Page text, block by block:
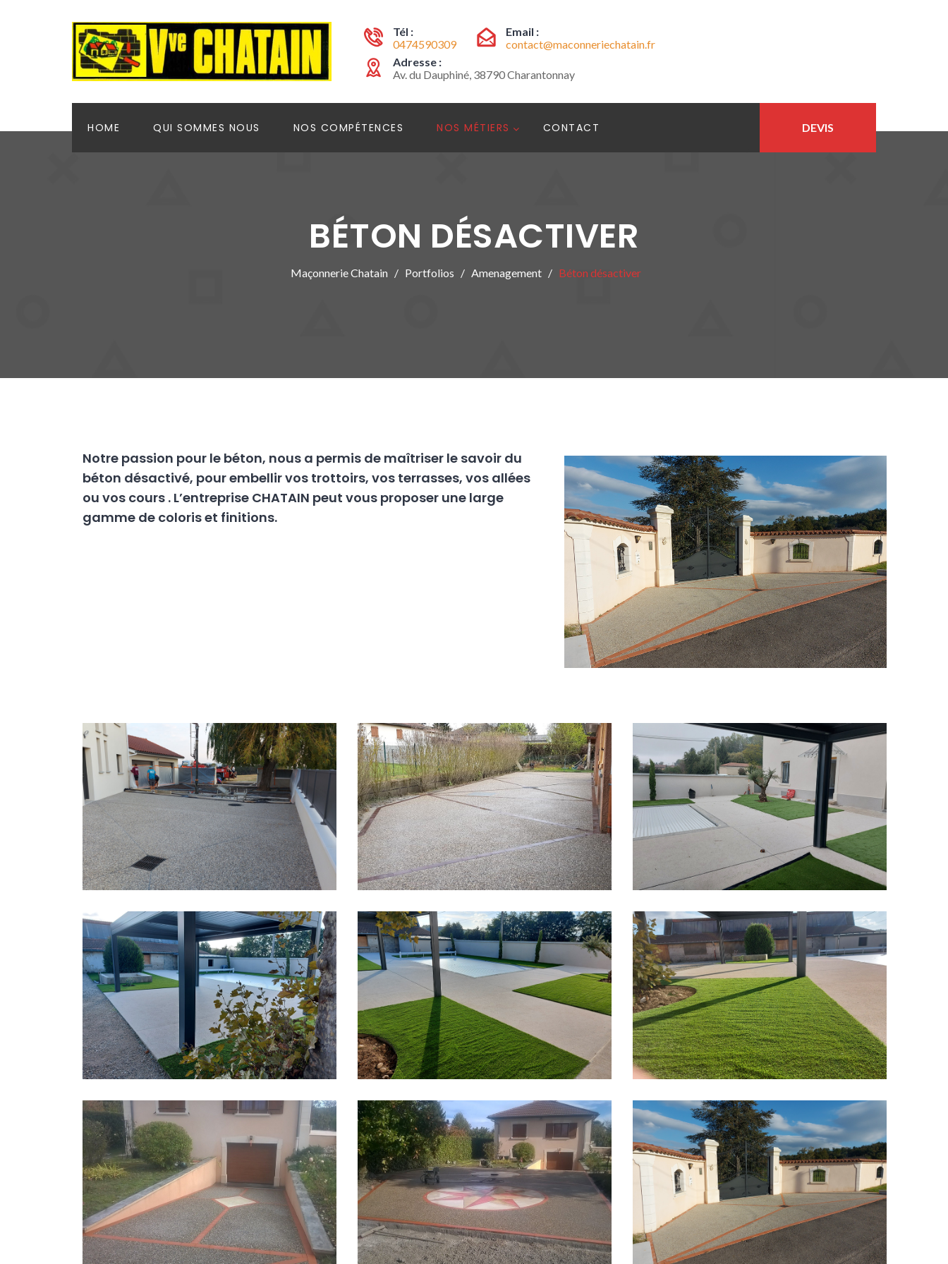
Tél :
0474590309
Email :
contact@maconneriechatain.fr
Adresse :
Av. du Dauphiné, 38790 Charantonnay
HOME QUI SOMMES NOUS NOS COMPÉTENCES NOS MÉTIERS CONTACT DEVIS
BÉTON DÉSACTIVER
Maçonnerie Chatain Portfolios Amenagement Béton désactiver
Notre passion pour le béton, nous a permis de maîtriser le savoir du
béton désactivé, pour embellir vos trottoirs, vos terrasses, vos allées
ou vos cours . L’entreprise CHATAIN peut vous proposer une large
gamme de coloris et finitions.